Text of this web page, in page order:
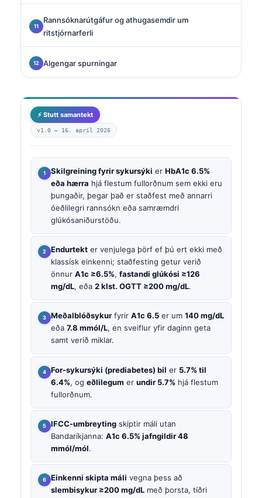
Rannsóknarútgáfur og athugasemdir um
ritstjórnarferli
Algengar spurningar
⚡ Stutt samantekt
v1.0 — 16. apríl 2026
Skilgreining fyrir sykursýki er HbA1c 6.5%
eða hærra hjá flestum fullorðnum sem ekki eru
þungaðir, þegar það er staðfest með annarri
óeðlilegri rannsókn eða samræmdri
glúkósaniðurstöðu.
Endurtekt er venjulega þörf ef þú ert ekki með
klassísk einkenni; staðfesting getur verið
önnur A1c ≥6.5%, fastandi glúkósi ≥126
mg/dL, eða 2 klst. OGTT ≥200 mg/dL.
Meðalblóðsykur fyrir A1c 6.5 er um 140 mg/dL
eða 7.8 mmól/L, en sveiflur yfir daginn geta
samt verið miklar.
For-sykursýki (prediabetes) bil er 5.7% til
6.4%, og eðlilegum er undir 5.7% hjá flestum
fullorðnum.
IFCC-umbreyting skiptir máli utan
Bandaríkjanna: A1c 6.5% jafngildir 48
mmól/mól.
Einkenni skipta máli vegna þess að
slembisykur ≥200 mg/dL með þorsta, tíðri